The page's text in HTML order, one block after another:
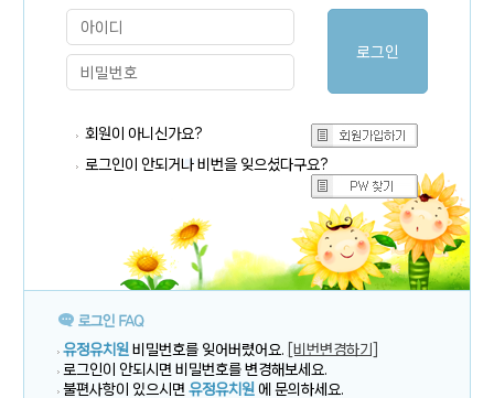
회원이 아니신가요?
로그인이 안되거나 비번을 잊으셨다구요?
유정유치원 비밀번호를 잊어버렸어요.
[비번변경하기]
로그인이 안되시면 비밀번호를 변경해보세요.
불편사항이 있으시면 유정유치원 에 문의하세요.